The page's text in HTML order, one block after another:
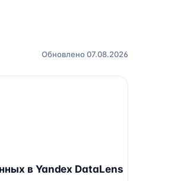
Обновлено 07.08.2026
в Yandex DataLens